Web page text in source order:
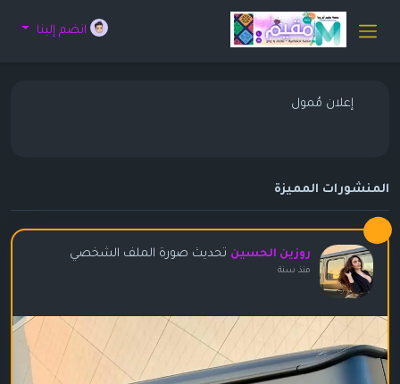
انضم إلينا
إعلان مُمول
المنشورات المميزة
روزين الحسين تحديث صورة الملف الشخصي
منذ سنة